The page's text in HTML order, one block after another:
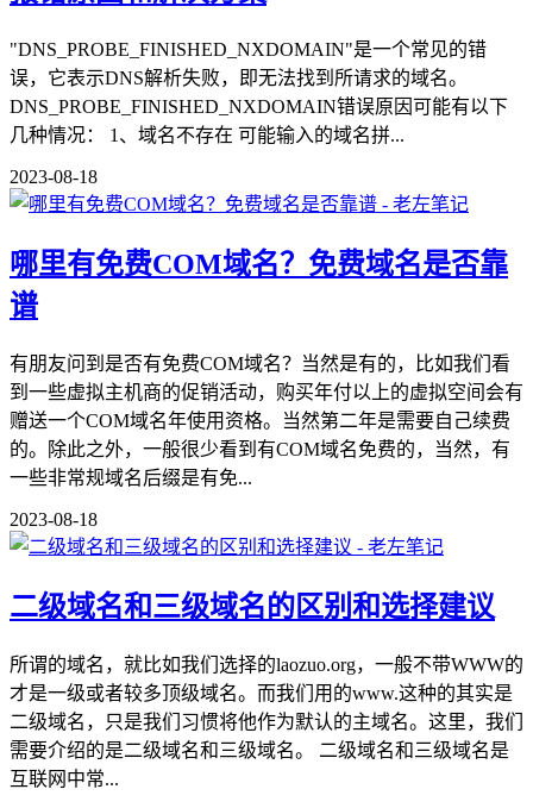
"DNS_PROBE_FINISHED_NXDOMAIN"是一个常见的错
误，它表示DNS解析失败，即无法找到所请求的域名。
DNS_PROBE_FINISHED_NXDOMAIN错误原因可能有以下
几种情况： 1、域名不存在 可能输入的域名拼...
2023-08-18
哪里有免费COM域名？免费域名是否靠
谱
有朋友问到是否有免费COM域名？当然是有的，比如我们看
到一些虚拟主机商的促销活动，购买年付以上的虚拟空间会有
赠送一个COM域名年使用资格。当然第二年是需要自己续费
的。除此之外，一般很少看到有COM域名免费的，当然，有
一些非常规域名后缀是有免...
2023-08-18
二级域名和三级域名的区别和选择建议
所谓的域名，就比如我们选择的laozuo.org，一般不带WWW的
才是一级或者较多顶级域名。而我们用的www.这种的其实是
二级域名，只是我们习惯将他作为默认的主域名。这里，我们
需要介绍的是二级域名和三级域名。 二级域名和三级域名是
互联网中常...